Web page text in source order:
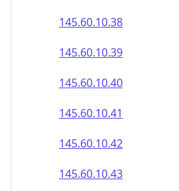
145.60.10.38
145.60.10.39
145.60.10.40
145.60.10.41
145.60.10.42
145.60.10.43